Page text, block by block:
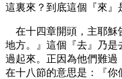
這裏來？到底這個『來』
在十四章開頭，主耶穌
地方。』這個『去』乃
過起來。正因為他們難
在十八節的意思是：『你